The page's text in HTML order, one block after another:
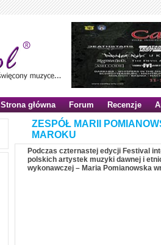
Strona główna Forum Recenzje
ZESPÓŁ MARII
MAROKU
Podczas czternastej edycji Festival
polskich artystek muzyki dawnej i
wykonawczej – Maria Pomianowska